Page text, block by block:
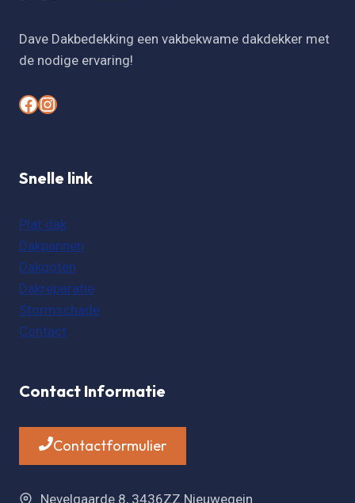
Dave Dakbedekking een vakbekwame dakdekker met
de nodige ervaring!
# #
Snelle link
Plat dak
Dakpannen
Dakgoten
Dakreparatie
Stormschade
Contact
Contact Informatie
Contactformulier
Nevelgaarde 8, 3436ZZ Nieuwegein